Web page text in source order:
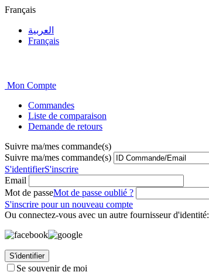
Français
العربية
Français
Mon Compte
Commandes
Liste de comparaison
Demande de retours
Suivre ma/mes commande(s)
Suivre ma/mes commande(s)
S'identifierS'inscrire
Email
Mot de passeMot de passe oublié ?
S'inscrire pour un nouveau compte
Ou connectez-vous avec un autre fournisseur d'identité:
S'identifier
Se souvenir de moi